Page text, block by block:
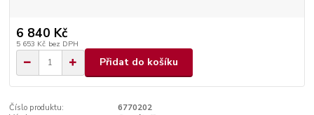
6 840 Kč
5 653 Kč bez DPH
Přidat do košíku
Číslo produktu:
6770202